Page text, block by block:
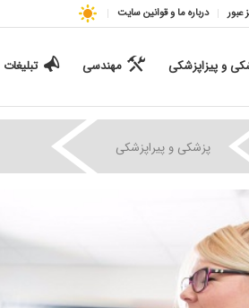
عبور درباره ما و قوانین سایت
و پیزاپزشکی مهندسی تبلیغات
پزشکی و پیراپزشکی |